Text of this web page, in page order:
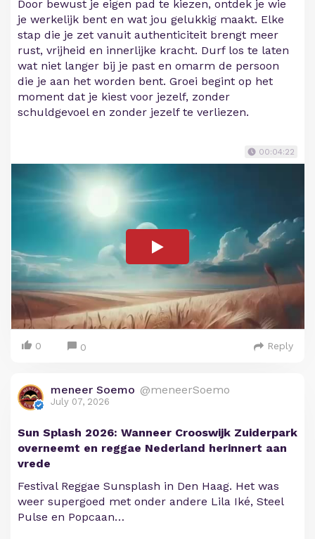
Door bewust je eigen pad te kiezen, ontdek je wie
je werkelijk bent en wat jou gelukkig maakt. Elke
stap die je zet vanuit authenticiteit brengt meer
rust, vrijheid en innerlijke kracht. Durf los te laten
wat niet langer bij je past en omarm de persoon
die je aan het worden bent. Groei begint op het
moment dat je kiest voor jezelf, zonder
schuldgevoel en zonder jezelf te verliezen.
00:04:22
0 0 Reply
meneer Soemo @meneerSoemo
July 07, 2026
Sun Splash 2026: Wanneer Crooswijk Zuiderpark
overneemt en reggae Nederland herinnert aan
vrede
Festival Reggae Sunsplash in Den Haag. Het was
weer supergoed met onder andere Lila Iké, Steel
Pulse en Popcaan…